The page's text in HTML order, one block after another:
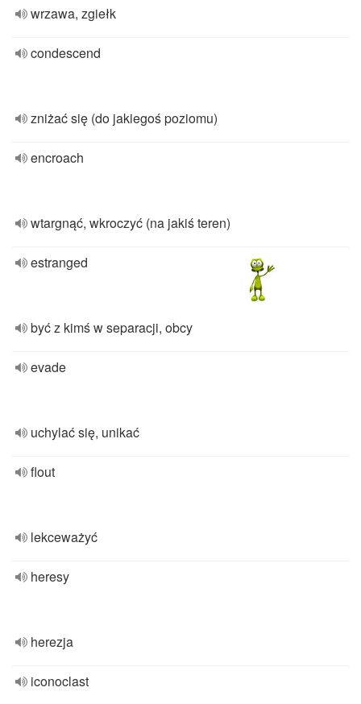
wrzawa, zgiełk
condescend
zniżać się (do jakiegoś poziomu)
encroach
wtargnąć, wkroczyć (na jakiś teren)
estranged
być z kimś w separacji, obcy
evade
uchylać się, unikać
flout
lekceważyć
heresy
herezja
iconoclast